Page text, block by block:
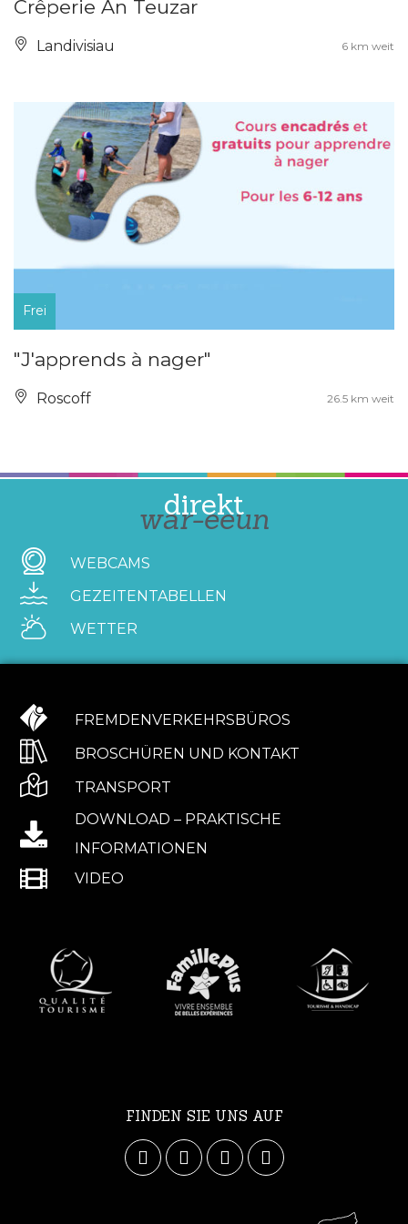
Crêperie An Teuzar
Landivisiau 6 km weit
Frei
"J'apprends à nager"
Roscoff 26.5 km weit
direkt
war-eeun
WEBCAMS
GEZEITENTABELLEN
WETTER
FREMDENVERKEHRSBÜROS
BROSCHÜREN UND KONTAKT
TRANSPORT
DOWNLOAD – PRAKTISCHE
INFORMATIONEN
VIDEO
FINDEN SIE UNS AUF